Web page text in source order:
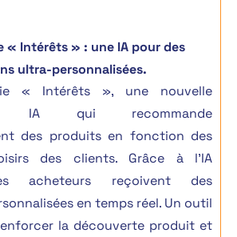
« Intérêts » : une IA pour des
ultra-personnalisées.
« Intérêts », une nouvelle
IA qui recommande
des produitsen fonction des
des clients. Grâce à l’IA
acheteurs reçoivent des
en temps réel. Un outil
la découverte produit et